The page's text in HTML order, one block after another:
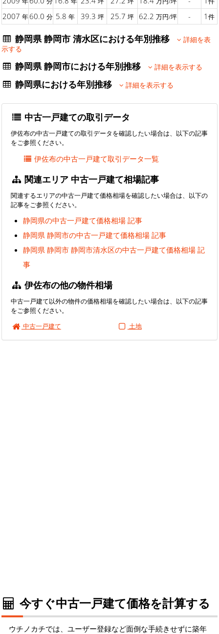
2007 年60.0 分 5.8 年 39.3 坪 25.7 坪 62.2 万円/坪 - 1 件
静岡県 静岡市 清水区における年別推移
詳細を表
示する
静岡県 静岡市における年別推移 詳細を表示する
静岡県における年別推移 詳細を表示する
中古一戸建ての取引データ
伊佐布の中古一戸建ての取引データを確認したい場合は、以下の記事
をご参照ください。
伊佐布の中古一戸建て取引データ一覧
関連エリア 中古一戸建て相場記事
関連するエリアの中古一戸建て価格相場を確認したい場合は、以下の
記事をご参照ください。
静岡県の中古一戸建て価格相場 記事
静岡県 静岡市の中古一戸建て価格相場 記事
静岡県 静岡市 静岡市清水区の中古一戸建て価格相場 記
事
伊佐布の他の物件相場
中古一戸建て以外の物件の価格相場を確認したい場合は、以下の記事
をご参照ください。
中古一戸建て
土地
今すぐ中古一戸建て価格を計算する
ウチノカチでは、ユーザー登録など面倒な手続きせずに築年